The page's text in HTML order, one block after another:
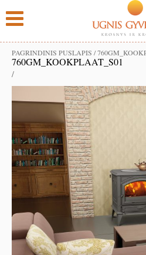
PAGRINDINIS PUSLAPIS /
760GM_KOOKPLAAT_S01
/